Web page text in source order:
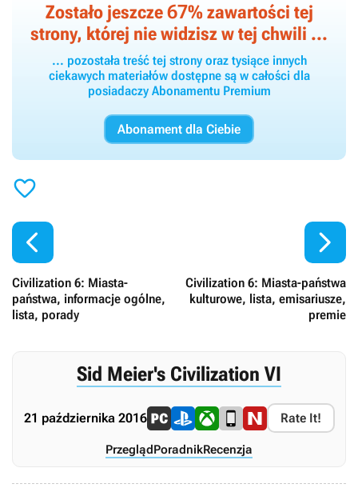
Zostało jeszcze67% zawartości tej
strony, której nie widzisz w tej chwili ...
... pozostała treść tej strony oraz tysiące innych
ciekawych materiałów dostępne są w całości dla
posiadaczy Abonamentu Premium
Abonament dla Ciebie


Civilization 6: Miasta-
państwa, informacje ogólne,
lista, porady
Civilization 6: Miasta-państwa
kulturowe, lista, emisariusze,
premie

Sid Meier's Civilization VI
21 października 2016 Rate It!
PrzeglądPoradnikRecenzja